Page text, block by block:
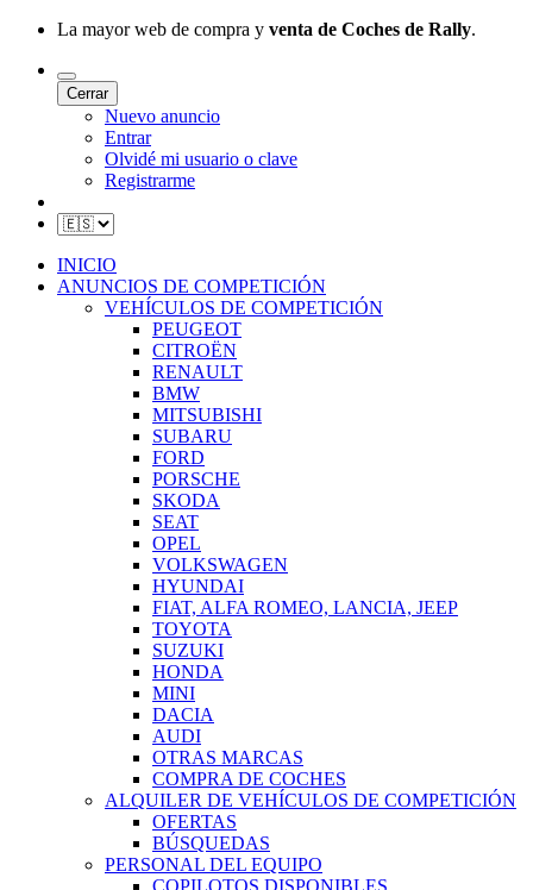
La mayor web de compra y venta de Coches de Rally.
Cerrar
Nuevo anuncio
Entrar
Olvidé mi usuario o clave
Registrarme
INICIO
ANUNCIOS DE COMPETICIÓN
VEHÍCULOS DE COMPETICIÓN
PEUGEOT
CITROËN
RENAULT
BMW
MITSUBISHI
SUBARU
FORD
PORSCHE
SKODA
SEAT
OPEL
VOLKSWAGEN
HYUNDAI
FIAT, ALFA ROMEO, LANCIA, JEEP
TOYOTA
SUZUKI
HONDA
MINI
DACIA
AUDI
OTRAS MARCAS
COMPRA DE COCHES
ALQUILER DE VEHÍCULOS DE COMPETICIÓN
OFERTAS
BÚSQUEDAS
PERSONAL DEL EQUIPO
COPILOTOS DISPONIBLES